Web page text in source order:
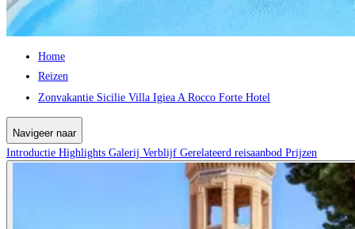
Home
Reizen
Zonvakantie Sicilie Villa Igiea A Rocco Forte Hotel
Navigeer naar
Introductie Highlights Galerij Verblijf Gerelateerd reisaanbod Prijzen